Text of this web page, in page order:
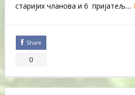
старијих чланова и 6 пријатељ...
Share
0